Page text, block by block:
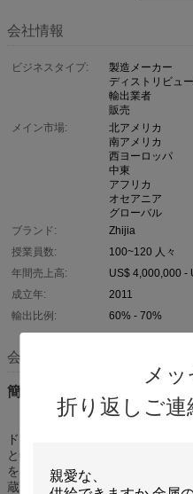
会社情報
ビジネスタイプ:
製造メーカー
ディストリビュ
輸出業者
販売
メイン市場:
北アメリカ
南アメリカ
西ヨーロッパ
中東
アフリカ
オセアニア
グローバル
ブランド:
Zhijia
授業員数:
100~120 人々
年間売上高:
US$ 4,000,000 -
成立年:
2011
輸出比例:
60% - 70%
会社概要
簡潔な紹介
ドングアン・ジジヤ 貯蔵設備株
と物流機器会社です. 私たちは
を目的とし,世界中のすべての顧
蔵ソリューションを提供する工
メ
折り返しご連